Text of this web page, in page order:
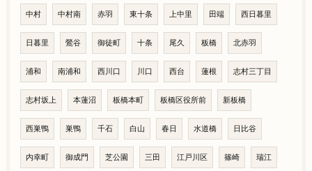
中村 中村南 赤羽 東十条 上中里 田端 西日暮里
日暮里 鶯谷 御徒町 十条 尾久 板橋 北赤羽
浦和 南浦和 西川口 川口 西台 蓮根 志村三丁目
志村坂上 本蓮沼 板橋本町 板橋区役所前 新板橋
西巣鴨 巣鴨 千石 白山 春日 水道橋 日比谷
内幸町 御成門 芝公園 三田 江戸川区 篠崎 瑞江